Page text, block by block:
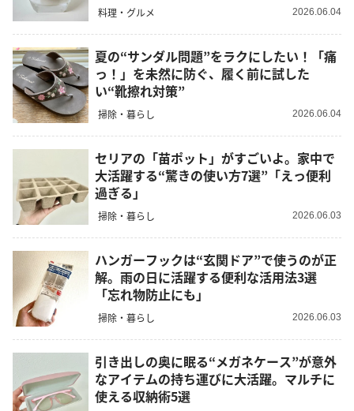
料理・グルメ 2026.06.04
夏の“サンダル問題”をラクにしたい！「痛
っ！」を未然に防ぐ、履く前に試した
い“靴擦れ対策”
掃除・暮らし 2026.06.04
セリアの「苗ポット」がすごいよ。家中で
大活躍する“驚きの使い方7選”「えっ便利
過ぎる」
掃除・暮らし 2026.06.03
ハンガーフックは“玄関ドア”で使うのが正
解。雨の日に活躍する便利な活用法3選
「忘れ物防止にも」
掃除・暮らし 2026.06.03
引き出しの奥に眠る“メガネケース”が意外
なアイテムの持ち運びに大活躍。マルチに
使える収納術5選